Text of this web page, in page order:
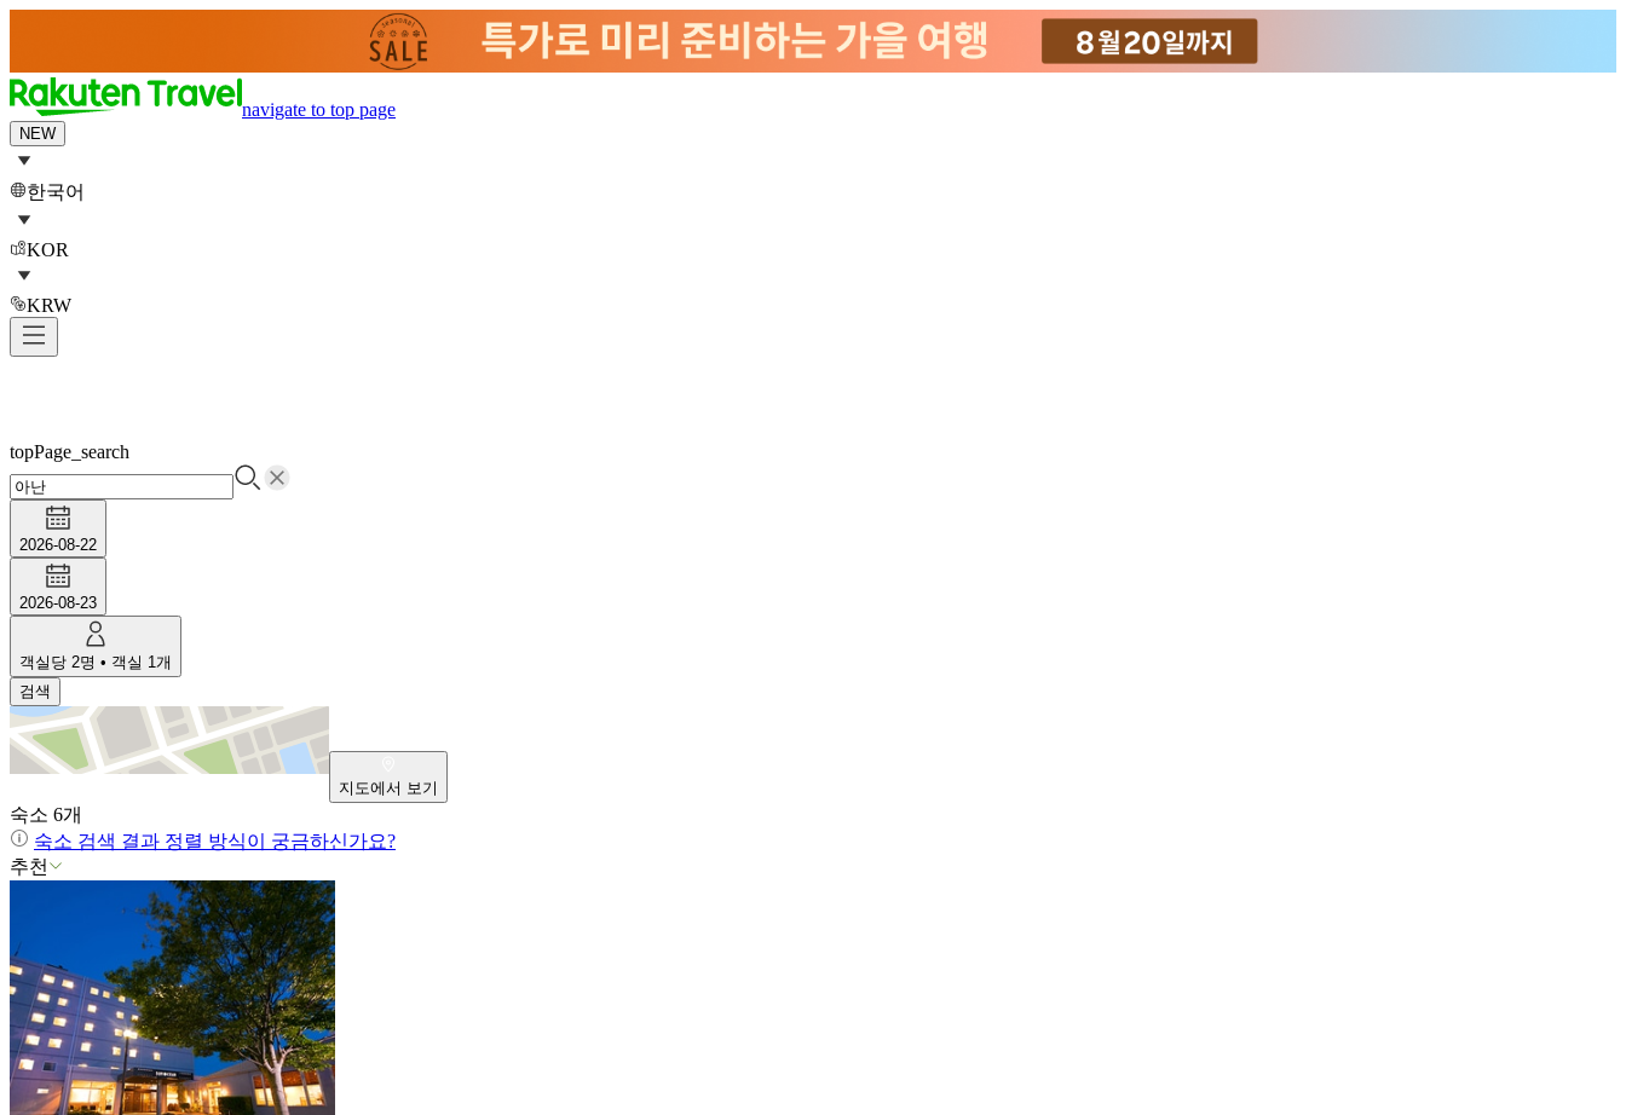
navigate to top page
NEW
한국어
KOR
KRW
topPage_search
2026-08-22
2026-08-23
객실당 2명 • 객실 1개
검색
지도에서 보기
숙소 6개
숙소 검색 결과 정렬 방식이 궁금하신가요?
추천